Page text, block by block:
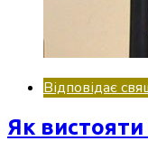
Відповідає
Як вистояти